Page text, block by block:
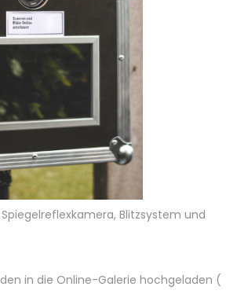
Blitzsystem und
in die Online-Galerie hochgeladen (